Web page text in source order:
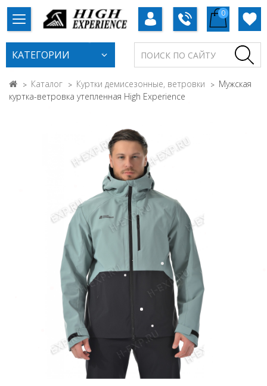
0
КАТЕГОРИИ
Каталог Куртки демисезонные, ветровки
Мужская
куртка-ветровка утепленная High Experience